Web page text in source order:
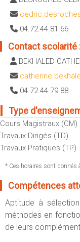
Sportives)
UFR FS (Chimie,
UFR Biosciences
GEP (Génie
Informatique
Mécanique
OUTILS
Intranet des
Moodle
Emploi du temps
Messagerie
Stage et emploi
Portefeuille
de Compétences
04.72.44.81.66
Contact scolarité
BEKHALED
04.72.44.79.88
Type
Cours Magistraux (CM)
Travaux Dirigés (TD)
Travaux Pratiques (TP)
* Ces horaires sont donnés
Compétences
Aptitude à
méthodes en
de leurs